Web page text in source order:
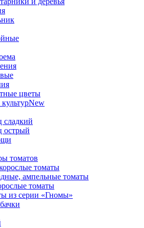
цветы
New
сладкий
острый
томатов
томаты
ампельные томаты
томаты
из серии «Гномы»